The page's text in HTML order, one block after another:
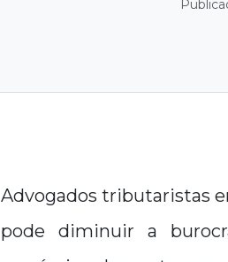
Advogados tributaristas
pode diminuir a